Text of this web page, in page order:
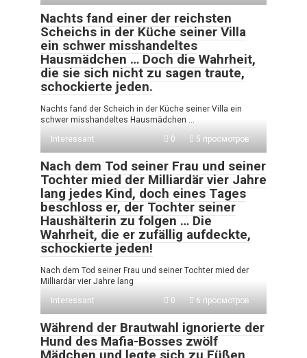
Nachts fand einer der reichsten
Scheichs in der Küche seiner Villa
ein schwer misshandeltes
Hausmädchen … Doch die Wahrheit,
die sie sich nicht zu sagen traute,
schockierte jeden.
Nachts fand der Scheich in der Küche seiner Villa ein
schwer misshandeltes Hausmädchen …
Interessant
0 5 просмотров
Nach dem Tod seiner Frau und seiner
Tochter mied der Milliardär vier Jahre
lang jedes Kind, doch eines Tages
beschloss er, der Tochter seiner
Haushälterin zu folgen … Die
Wahrheit, die er zufällig aufdeckte,
schockierte jeden!
Nach dem Tod seiner Frau und seiner Tochter mied der
Milliardär vier Jahre lang
Interessant
0 6 просмотров
Während der Brautwahl ignorierte der
Hund des Mafia-Bosses zwölf
Mädchen und legte sich zu Füßen